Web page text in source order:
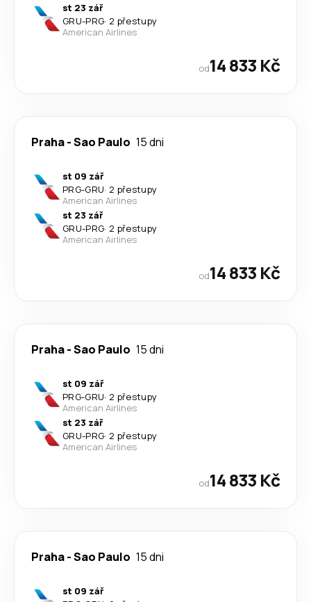
st 23 zář
GRU-PRG· 2 přestupy
American Airlines
od14 833 Kč
Praha-Sao Paulo 15 dni
st 09 zář
PRG-GRU· 2 přestupy
American Airlines
st 23 zář
GRU-PRG· 2 přestupy
American Airlines
od14 833 Kč
Praha-Sao Paulo 15 dni
st 09 zář
PRG-GRU· 2 přestupy
American Airlines
st 23 zář
GRU-PRG· 2 přestupy
American Airlines
od14 833 Kč
Praha-Sao Paulo 15 dni
st 09 zář